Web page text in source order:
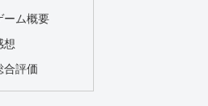
ーム概要
想
合評価